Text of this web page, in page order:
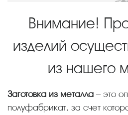
Внимание! Производство
изделий
из нашего
Заготовка из металла – это
полуфабрикат, за счет